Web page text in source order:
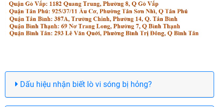
Dấu hiệu nhận biết lò vi sóng bị hỏng?